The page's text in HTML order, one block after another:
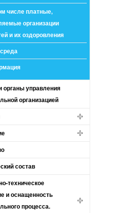
числе платные,
организации
и их оздоровления
органы управления
организацией
состав
техническое
и оснащенность
процесса.